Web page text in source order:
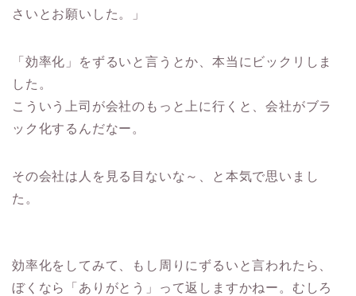
さいとお願いした。」
「効率化」をずるいと言うとか、本当にビックリしま
した。
こういう上司が会社のもっと上に行くと、会社がブラ
ック化するんだなー。
その会社は人を見る目ないな～、と本気で思いまし
た。
効率化をしてみて、もし周りにずるいと言われたら、
ぼくなら「ありがとう」って返しますかねー。むしろ